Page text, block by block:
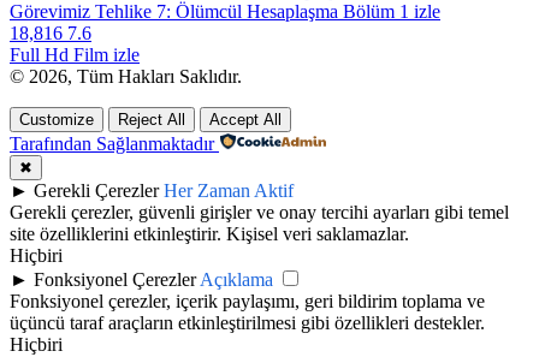
Görevimiz Tehlike 7: Ölümcül Hesaplaşma Bölüm 1 izle
18,816 7.6
Full Hd Film izle
© 2026, Tüm Hakları Saklıdır.
Customize Reject All Accept All
Tarafından Sağlanmaktadır
✖
► Gerekli Çerezler Her Zaman Aktif
Gerekli çerezler, güvenli girişler ve onay tercihi ayarları gibi temel
site özelliklerini etkinleştirir. Kişisel veri saklamazlar.
Hiçbiri
► Fonksiyonel ÇerezlerAçıklama
Fonksiyonel çerezler, içerik paylaşımı, geri bildirim toplama ve
üçüncü taraf araçların etkinleştirilmesi gibi özellikleri destekler.
Hiçbiri